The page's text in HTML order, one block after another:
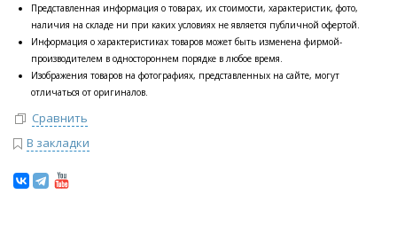
Представленная информация о товарах, их стоимости, характеристик, фото,
наличия на складе ни при каких условиях не является публичной офертой.
Информация о характеристиках товаров может быть изменена фирмой-
производителем в одностороннем порядке в любое время.
Изображения товаров на фотографиях, представленных на сайте, могут
отличаться от оригиналов.
Сравнить
В закладки